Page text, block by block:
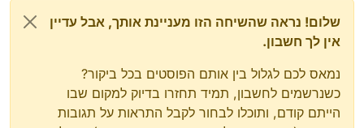
שלום! נראה שהשיחה הזו מעניינת אותך, אבל עדיין
אין לך חשבון.
נמאס לכם לגלול בין אותם הפוסטים בכל ביקור?
כשנרשמים לחשבון, תמיד תחזרו בדיוק למקום שבו
הייתם קודם, ותוכלו לבחור לקבל התראות על תגובות